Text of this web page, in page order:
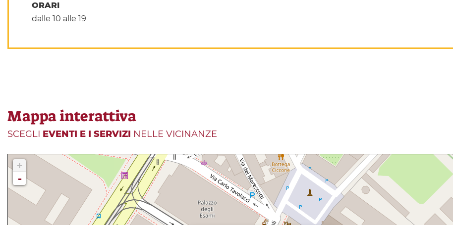
ORARI
dalle 10 alle 19
Mappa interattiva
SCEGLI EVENTI E I SERVIZI NELLE VICINANZE
+
-